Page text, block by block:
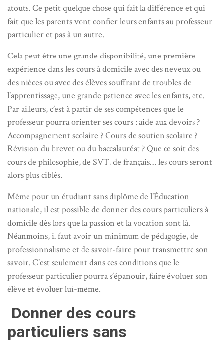
atouts. Ce petit quelque chose qui fait la différence et qui
fait que les parents vont confier leurs enfants au professeur
particulier et pas à un autre.
Cela peut être une grande disponibilité, une première
expérience dans les cours à domicile avec des neveux ou
des nièces ou avec des élèves souffrant de troubles de
l’apprentissage, une grande patience avec les enfants, etc.
Par ailleurs, c’est à partir de ses compétences que le
professeur pourra orienter ses cours : aide aux devoirs ?
Accompagnement scolaire ? Cours de soutien scolaire ?
Révision du brevet ou du baccalauréat ? Que ce soit des
cours de philosophie, de SVT, de français… les cours seront
alors plus ciblés.
Même pour un étudiant sans diplôme de l’Éducation
nationale, il est possible de donner des cours particuliers à
domicile dès lors que la passion et la vocation sont là.
Néanmoins, il faut avoir un minimum de pédagogie, de
professionnalisme et de savoir-faire pour transmettre son
savoir. C’est seulement dans ces conditions que le
professeur particulier pourra s’épanouir, faire évoluer son
élève et évoluer lui-même.
Donner des cours
particuliers sans